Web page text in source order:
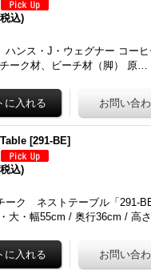
込)
ンス・J・ウェグナー コーヒ
ーク材、ビーチ材（脚） 原…
[291-BE]
込)
ーク ネストテーブル「291-
大・幅55cm / 奥行36cm / 高